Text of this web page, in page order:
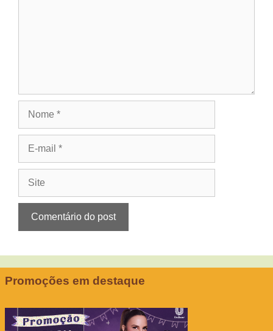
Promoções em destaque